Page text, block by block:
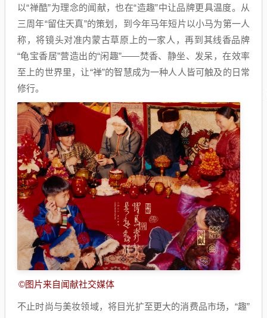
以“禅酷”为理念的闻献，也在“造趣”中让品牌更具温度。从
三周年“留住天真”的策划，到今年马年短片以小马为第一人
称，将镜头对准内蒙古草原上的一家人，再到其线香品牌
“龟宝香居”营造出的“闲趣”——焚香、静坐、发呆，在效率
至上的世界里，让“禅”的智慧成为一种人人皆可触及的日常
修行。
©图片来自闻献社交媒体
不止时尚与美妆领域，将目光扩至更大的消费品市场，“趣”